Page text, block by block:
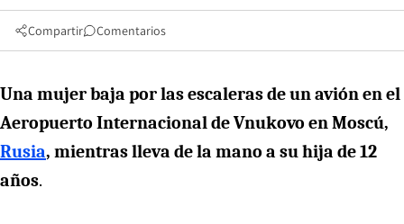
Compartir Comentarios
Una mujer baja por las escaleras de un avión en el
Aeropuerto Internacional de Vnukovo en Moscú,
Rusia, mientras lleva de la mano a su hija de 12
años.